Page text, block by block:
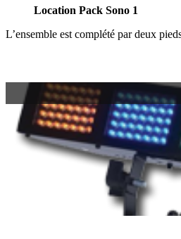
Location Pack Sono 1
L’ensemble est complété par deux